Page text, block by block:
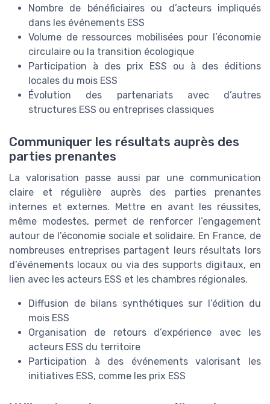
Nombre de bénéficiaires ou d’acteurs impliqués
dans les événements ESS
Volume de ressources mobilisées pour l’économie
circulaire ou la transition écologique
Participation à des prix ESS ou à des éditions
locales du mois ESS
Évolution des partenariats avec d’autres
structures ESS ou entreprises classiques
Communiquer les résultats auprès des
parties prenantes
La valorisation passe aussi par une communication
claire et régulière auprès des parties prenantes
internes et externes. Mettre en avant les réussites,
même modestes, permet de renforcer l’engagement
autour de l’économie sociale et solidaire. En France, de
nombreuses entreprises partagent leurs résultats lors
d’événements locaux ou via des supports digitaux, en
lien avec les acteurs ESS et les chambres régionales.
Diffusion de bilans synthétiques sur l’édition du
mois ESS
Organisation de retours d’expérience avec les
acteurs ESS du territoire
Participation à des événements valorisant les
initiatives ESS, comme les prix ESS